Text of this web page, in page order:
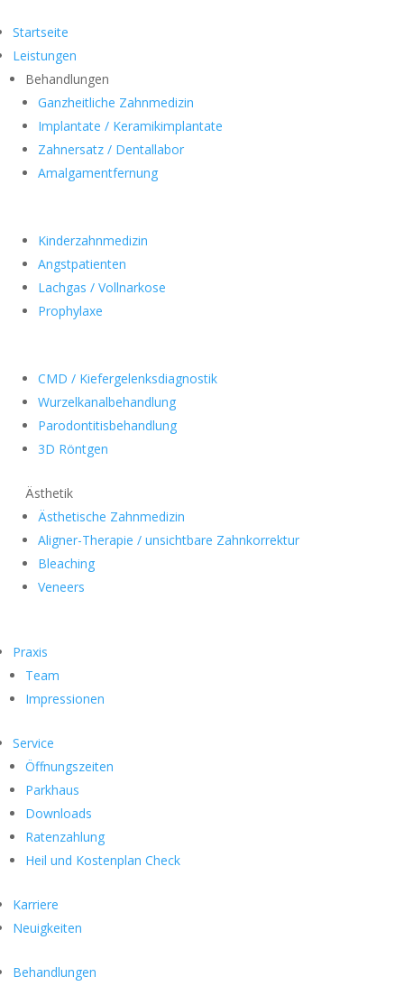
Startseite
Leistungen
Behandlungen
Ganzheitliche Zahnmedizin
Implantate / Keramikimplantate
Zahnersatz / Dentallabor
Amalgamentfernung
Kinderzahnmedizin
Angstpatienten
Lachgas / Vollnarkose
Prophylaxe
CMD / Kiefergelenksdiagnostik
Wurzelkanalbehandlung
Parodontitisbehandlung
3D Röntgen
Ästhetik
Ästhetische Zahnmedizin
Aligner-Therapie / unsichtbare Zahnkorrektur
Bleaching
Veneers
Praxis
Team
Impressionen
Service
Öffnungszeiten
Parkhaus
Downloads
Ratenzahlung
Heil und Kostenplan Check
Karriere
Neuigkeiten
Behandlungen